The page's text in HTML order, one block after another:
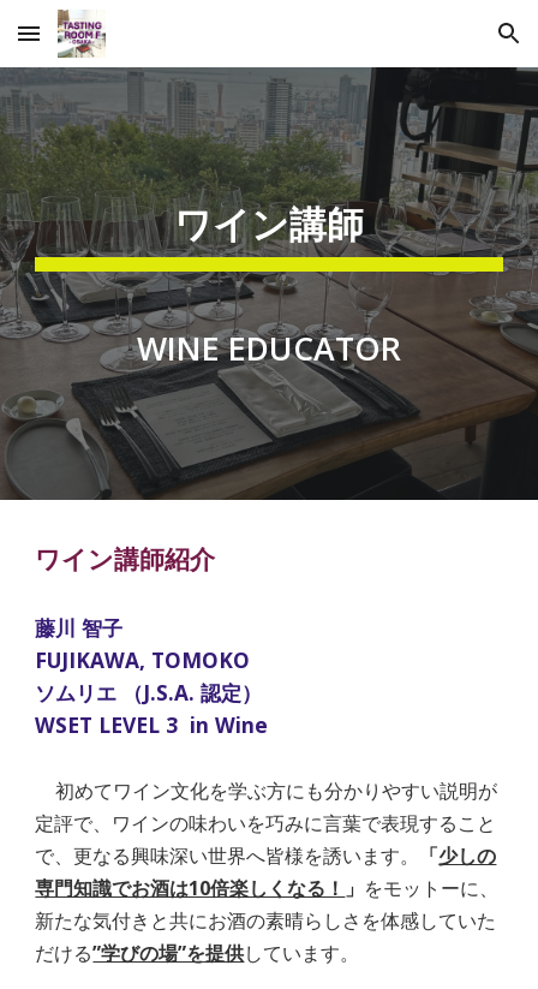
Skip to main content Skip to navigation
ワイン講師
WINE EDUCATOR
ワイン講師紹介
藤川 智子
FUJIKAWA, TOMOKO
ソムリエ （J.S.A. 認定）
WSET LEVEL 3 in Wine
初めてワイン文化を学ぶ方にも分かりやすい説明が
定評で、 ワインの味わいを巧みに言葉で表現すること
で、更なる興味深い世界へ皆様を誘います。
「少しの
専門知識でお酒は10倍楽しくなる！ 」 をモットーに、
新たな気付きと共にお酒の素晴らしさを体感していた
だける”学びの場”を提供しています。